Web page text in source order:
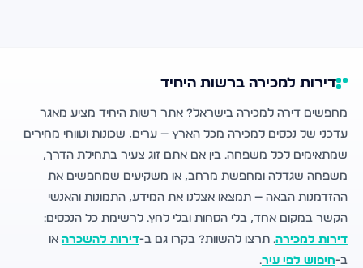
דירות למכירה ברשות היחיד
מחפשים דירה למכירה בישראל? אתר רשות היחיד מציע מאגר
עדכני של נכסים למכירה מכל הארץ — ערים, שכונות וטווחי מחירים
שמתאימים לכל משפחה. בין אם אתם זוג צעיר בתחילת הדרך,
משפחה שגדלה ומחפשת מרחב, או משקיעים שמחפשים את
ההזדמנות הבאה — תמצאו אצלנו את המידע, התמונות והאנשי
הקשר במקום אחד, בלי הסחות ובלי לחץ. לרשימת כל הנכסים:
דירות למכירה. תרצו להשוות? בקרו גם ב-דירות להשכרה או
ב-חיפוש לפי עיר.